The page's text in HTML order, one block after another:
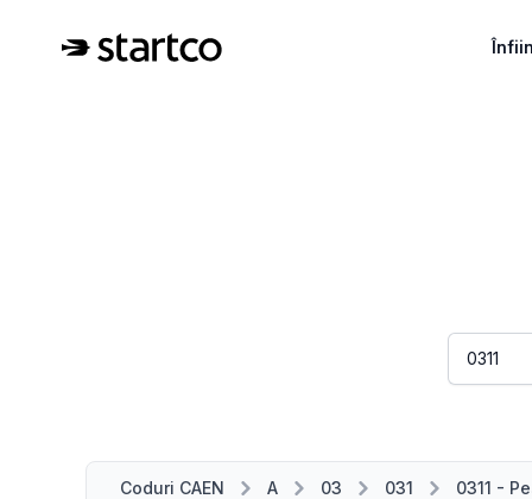
Coduri CAEN A 03 031 0311 -